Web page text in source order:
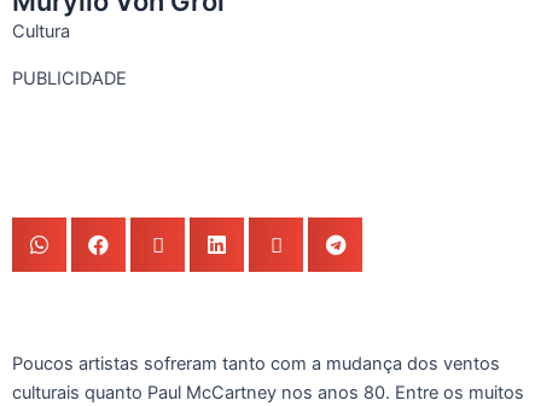
Cultura
PUBLICIDADE
Poucos artistas sofreram tanto com a mudança dos ventos
culturais quanto Paul McCartney nos anos 80. Entre os muitos